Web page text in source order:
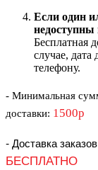
Если один
недоступны
Бесплатная
случае, дата
телефону.
- Минимальная
доставки: 1500р
-Доставка
БЕСПЛАТНО